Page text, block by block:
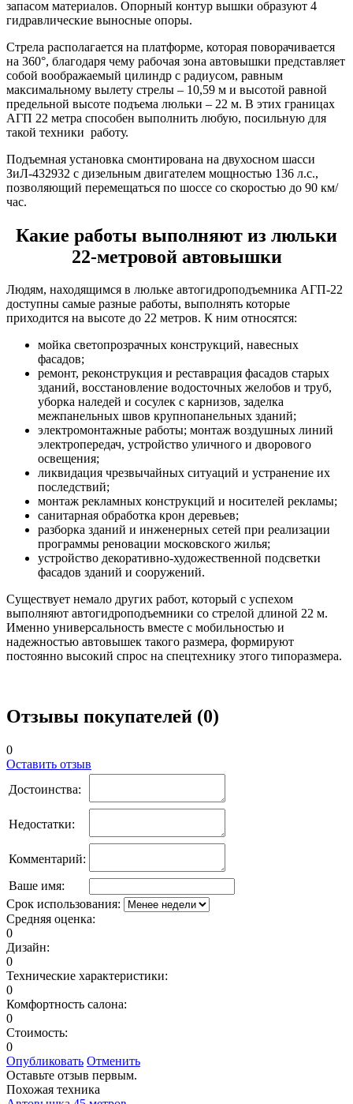
запасом материалов. Опорный контур вышки образуют 4
гидравлические выносные опоры.
Стрела располагается на платформе, которая поворачивается
на 360°, благодаря чему рабочая зона автовышки представляет
собой воображаемый цилиндр с радиусом, равным
максимальному вылету стрелы – 10,59 м и высотой равной
предельной высоте подъема люльки – 22 м. В этих границах
АГП 22 метра способен выполнить любую, посильную для
такой техники работу.
Подъемная установка смонтирована на двухосном шасси
ЗиЛ-432932 с дизельным двигателем мощностью 136 л.с.,
позволяющий перемещаться по шоссе со скоростью до 90 км/
час.
Какие работы выполняют из люльки
22-метровой автовышки
Людям, находящимся в люльке автогидроподъемника АГП-22
доступны самые разные работы, выполнять которые
приходится на высоте до 22 метров. К ним относятся:
мойка светопрозрачных конструкций, навесных
фасадов;
ремонт, реконструкция и реставрация фасадов старых
зданий, восстановление водосточных желобов и труб,
уборка наледей и сосулек с карнизов, заделка
межпанельных швов крупнопанельных зданий;
электромонтажные работы; монтаж воздушных линий
электропередач, устройство уличного и дворового
освещения;
ликвидация чрезвычайных ситуаций и устранение их
последствий;
монтаж рекламных конструкций и носителей рекламы;
санитарная обработка крон деревьев;
разборка зданий и инженерных сетей при реализации
программы реновации московского жилья;
устройство декоративно-художественной подсветки
фасадов зданий и сооружений.
Существует немало других работ, который с успехом
выполняют автогидроподъемники со стрелой длиной 22 м.
Именно универсальность вместе с мобильностью и
надежностью автовышек такого размера, формируют
постоянно высокий спрос на спецтехнику этого типоразмера.
Отзывы покупателей (0)
0
Оставить отзыв
Достоинства:
Недостатки:
Комментарий:
Ваше имя:
Срок использования:
Средняя оценка:
0
Дизайн:
0
Технические характеристики:
0
Комфортность салона:
0
Стоимость:
0
Опубликовать Отменить
Оставьте отзыв первым.
Похожая техника